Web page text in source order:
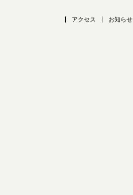
アクセス お知らせ